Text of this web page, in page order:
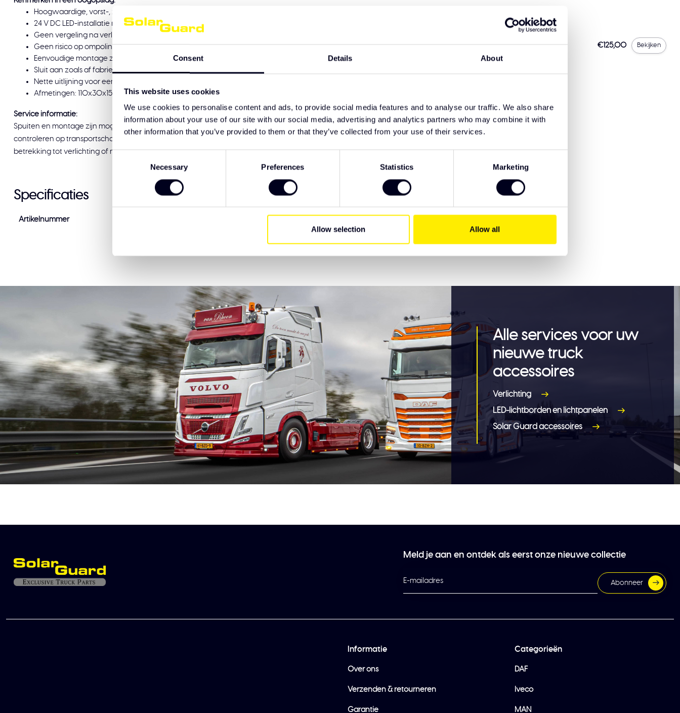
Consent Details About
This website uses cookies
We use cookies to personalise content and ads, to provide social media features and to analyse our traffic. We also share
information about your use of our site with our social media, advertising and analytics partners who may combine it with
other information that you’ve provided to them or that they’ve collected from your use of their services.
Necessary Preferences Statistics Marketing
Allow selection Allow all
Hoogwaardige, vorst-, zon- en schokbestendige materialen
24 V DC LED-installatie met efficiënte lichtopbrengst
Geen vergeling na verloop van tijd
Geen risico op ompoling
Eenvoudige montage zonder voertuigombouw
Sluit aan zoals af fabriek en volgt de originele lijnen van de DAF NGD
Nette uitlijning voor een strak front en gedetailleerde afwerking
Afmetingen: 110x30x15 en 122x30x8
Service informatie:
Spuiten en montage zijn mogelijk bij Solar Guard Exclusive Truck Parts. Wij raden u aan het product te
controleren op transportschade voordat u tekent voor aflevering. Als je specifieke wensen hebt met
betrekking tot verlichting of montage, staat ons team graag voor je klaar.
DAF NGD Lichtbak Steunbeugel €125,00 Bekijken
Specificaties
Artikelnummer
Alle services voor uw
nieuwe truck
accessoires
Verlichting
LED-lichtborden en lichtpanelen
Solar Guard accessoires
Meld je aan en ontdek als eerst onze nieuwe collectie
Abonneer
Informatie
Over ons
Verzenden & retourneren
Garantie
Categorieën
DAF
Iveco
MAN